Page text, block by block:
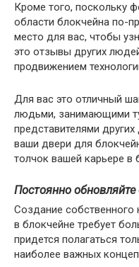
Кроме того, поскольку
области блокчейна по-
место для вас, чтобы
это отзывы других
продвижением
Для вас это отличный
людьми, занимающими
представителями
ваши двери для
толчок вашей карьере в
Постоянно обновляйте
Создание собственного
в блокчейне требует
придется полагаться
наиболее важных